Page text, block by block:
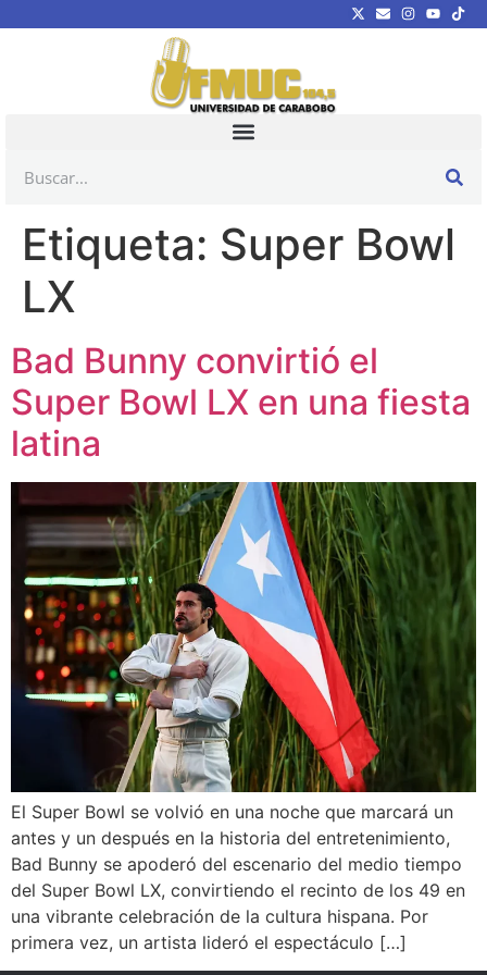
Etiqueta: Super Bowl
LX
Bad Bunny convirtió el
Super Bowl LX en una fiesta
latina
El Super Bowl se volvió en una noche que marcará un
antes y un después en la historia del entretenimiento,
Bad Bunny se apoderó del escenario del medio tiempo
del Super Bowl LX, convirtiendo el recinto de los 49 en
una vibrante celebración de la cultura hispana. Por
primera vez, un artista lideró el espectáculo […]